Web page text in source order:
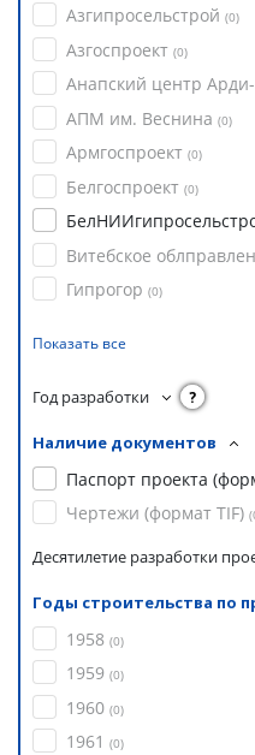
Азгипросельстрой (0)
Азгоспроект (0)
Анапский центр
АПМ им. Веснина (0)
Армгоспроект (0)
Белгоспроект (0)
Витебское
Гипрогор (0)
Показать все
Год разработки ?
Наличие документов
Паспорт проекта
Чертежи (формат TIF) (
Десятилетие разработки
Годы строительства по
1958 (0)
1959 (0)
1960 (0)
1961 (0)